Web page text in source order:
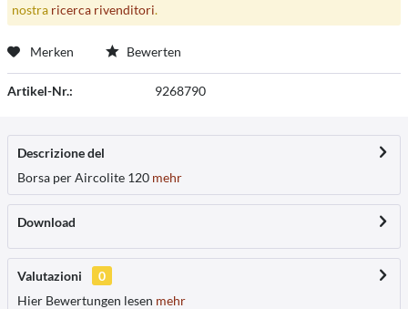
nostra ricerca rivenditori.
Merken Bewerten
Artikel-Nr.: 9268790
Descrizione del
Borsa per Aircolite 120 mehr
Download
Valutazioni
0
Hier Bewertungen lesen mehr